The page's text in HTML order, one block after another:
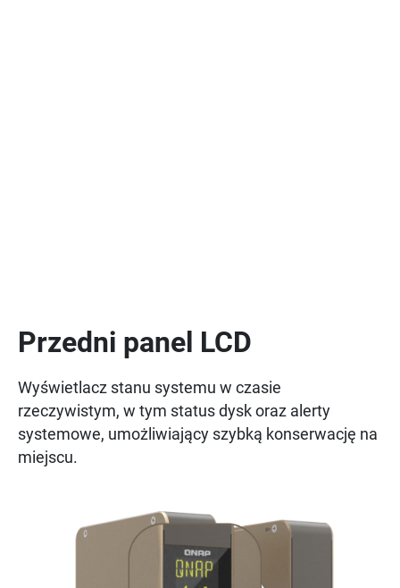
Przedni panel LCD
Wyświetlacz stanu systemu w czasie
rzeczywistym, w tym status dysk oraz alerty
systemowe, umożliwiający szybką konserwację na
miejscu.